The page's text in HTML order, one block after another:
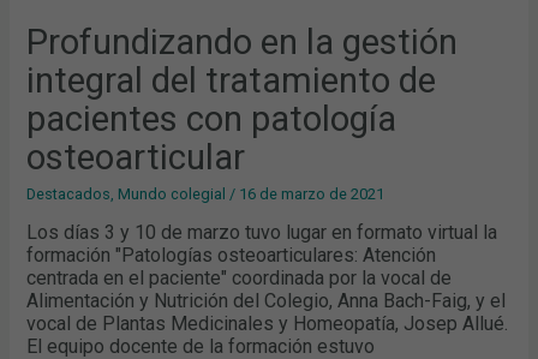
Profundizando en la gestión
integral del tratamiento de
pacientes con patología
osteoarticular
Destacados Mundo colegial / 16 de marzo de 2021
Los días 3 y 10 de marzo tuvo lugar en formato virtual la
formación "Patologías osteoarticulares: Atención
centrada en el paciente" coordinada por la vocal de
Alimentación y Nutrición del Colegio, Anna Bach-Faig, y el
vocal de Plantas Medicinales y Homeopatía, Josep Allué.
El equipo docente de la formación estuvo
PACIENTES
CON
PATOLOGÍA
OSTEOARTICULAR